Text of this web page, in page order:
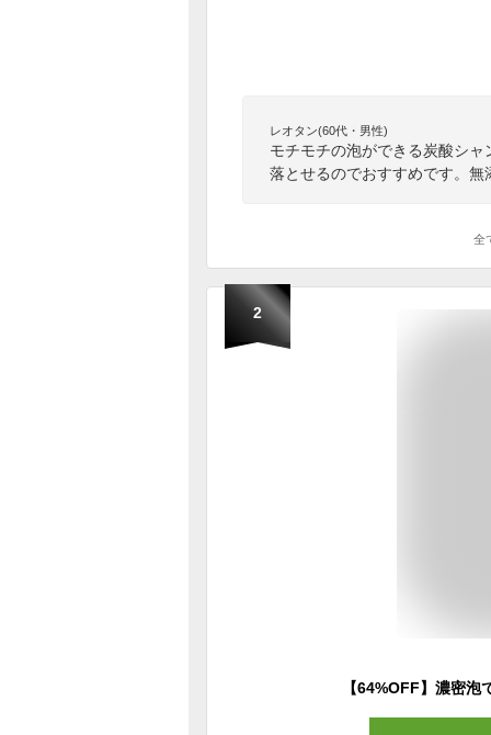
レオタン(60代・男性)
モチモチの泡ができる炭酸シ
落とせるのでおすすめです。無
全
2